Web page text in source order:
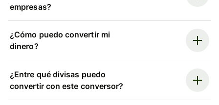
empresas?
¿Cómo puedo convertir mi
dinero?
¿Entre qué divisas puedo
convertir con este conversor?